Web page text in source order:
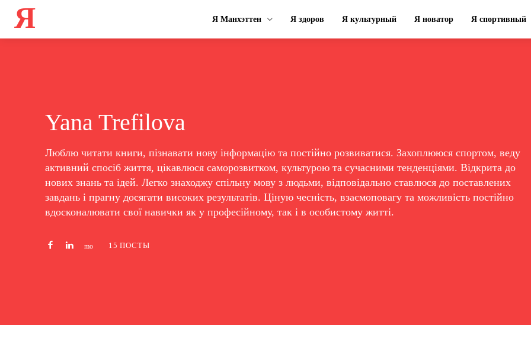
Я Я Манхэттен Я здоров Я культурный Я новатор Я спортивный
Yana Trefilova
Люблю читати книги, пізнавати нову інформацію та постійно розвиватися. Захоплююся спортом, веду
активний спосіб життя, цікавлюся саморозвитком, культурою та сучасними тенденціями. Відкрита до
нових знань та ідей. Легко знаходжу спільну мову з людьми, відповідально ставлюся до поставлених
завдань і прагну досягати високих результатів. Ціную чесність, взаємоповагу та можливість постійно
вдосконалювати свої навички як у професійному, так і в особистому житті.
15 ПОСТЫ